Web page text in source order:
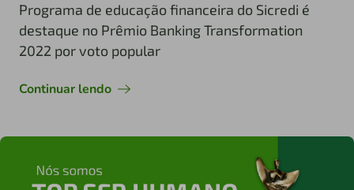
Programa de educação financeira do Sicredi é
destaque no Prêmio Banking Transformation
2022 por voto popular
Continuar lendo